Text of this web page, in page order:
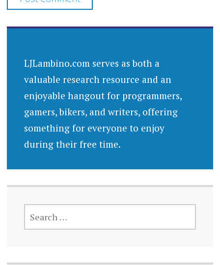
LJLambino.com serves as both a
valuable research resource and an
enjoyable hangout for programmers,
gamers, bikers, and writers, offering
something for everyone to enjoy
during their free time.
FOR: